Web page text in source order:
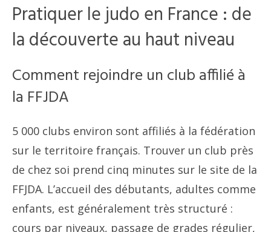
Pratiquer le judo en France : de
la découverte au haut niveau
Comment rejoindre un club affilié à
la FFJDA
5 000 clubs environ sont affiliés à la fédération
sur le territoire français. Trouver un club près
de chez soi prend cinq minutes sur le site de la
FFJDA. L’accueil des débutants, adultes comme
enfants, est généralement très structuré :
cours par niveaux, passage de grades régulier,